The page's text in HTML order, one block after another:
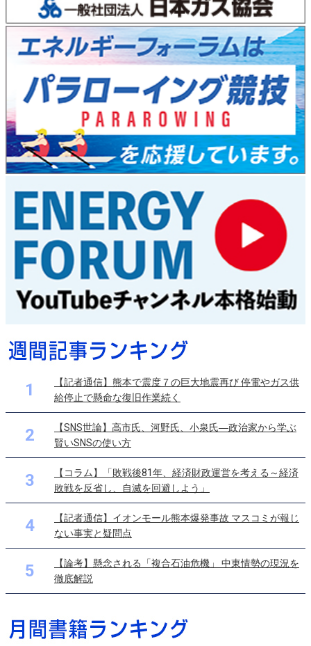
1
【記者通信】熊本で震度７の巨大地震再び 停電やガス供
給停止で懸命な復旧作業続く
2
【SNS世論】高市氏、河野氏、小泉氏―政治家から学ぶ
賢いSNSの使い方
3
【コラム】「敗戦後81年、経済財政運営を考える～経済
敗戦を反省し、自滅を回避しよう」
4
【記者通信】イオンモール熊本爆発事故 マスコミが報じ
ない事実と疑問点
5
【論考】懸念される「複合石油危機」 中東情勢の現況を
徹底解説